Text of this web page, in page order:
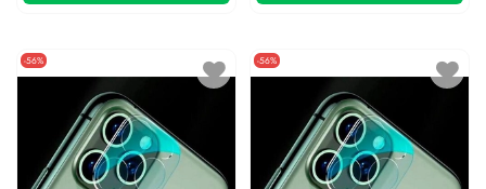
-56% -56%